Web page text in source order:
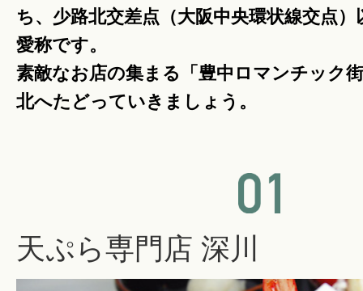
お知らせ
私たちのこと
ち、少路北交差点（大阪中央環状線交点
愛称です。
素敵なお店の集まる「豊中ロマンチック
北へたどっていきましょう。
天ぷら専門店 深川